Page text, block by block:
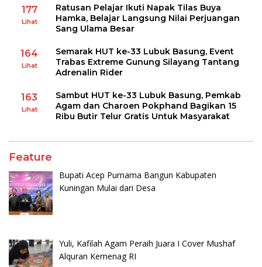
177
Lihat
Ratusan Pelajar Ikuti Napak Tilas Buya
Hamka, Belajar Langsung Nilai Perjuangan
Sang Ulama Besar
164
Lihat
Semarak HUT ke-33 Lubuk Basung, Event
Trabas Extreme Gunung Silayang Tantang
Adrenalin Rider
163
Lihat
Sambut HUT ke-33 Lubuk Basung, Pemkab
Agam dan Charoen Pokphand Bagikan 15
Ribu Butir Telur Gratis Untuk Masyarakat
Feature
Bupati Acep Purnama Bangun Kabupaten
Kuningan Mulai dari Desa
Yuli, Kafilah Agam Peraih Juara I Cover Mushaf
Alquran Kemenag RI